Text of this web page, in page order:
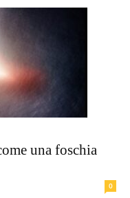
una foschia
0